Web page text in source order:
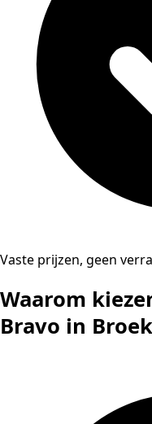
Vaste prijzen, geen
Waarom
Bravo in